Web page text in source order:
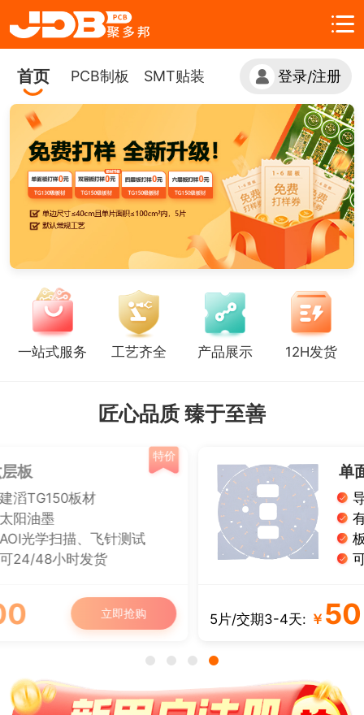
首页 PCB制板 SMT贴装 登录/注册
一站式服务 工艺齐全 产品展示 12H发货
匠心品质 臻于至善
单面铝基板
导热系数1W
有铅喷锡、白油黑字
板厚： 1.0/1.2/1.6 mm
可12/24小时发货
5片/交期3-4天:￥50 立即抢购